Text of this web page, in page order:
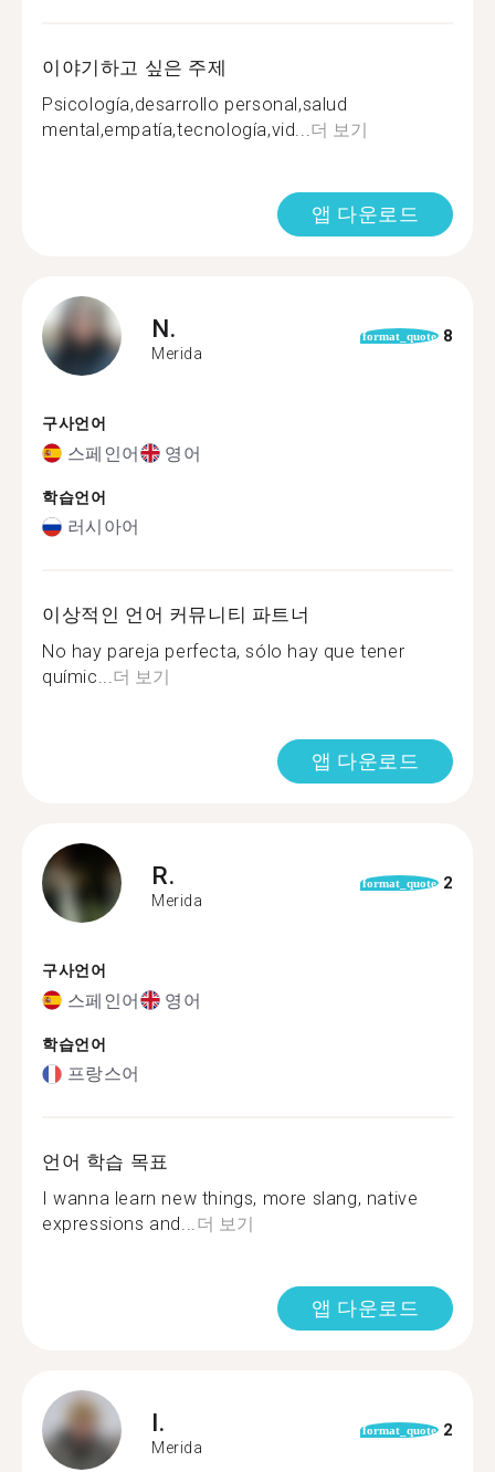
이야기하고 싶은 주제
Psicología,desarrollo personal,salud
mental,empatía,tecnología,vid...더 보기
앱 다운로드
N.
Merida
format_quote 8
구사언어
스페인어 영어
학습언어
러시아어
이상적인 언어 커뮤니티 파트너
No hay pareja perfecta, sólo hay que tener
químic...더 보기
앱 다운로드
R.
Merida
format_quote 2
구사언어
스페인어 영어
학습언어
프랑스어
언어 학습 목표
I wanna learn new things, more slang, native
expressions and...더 보기
앱 다운로드
I.
Merida
format_quote 2